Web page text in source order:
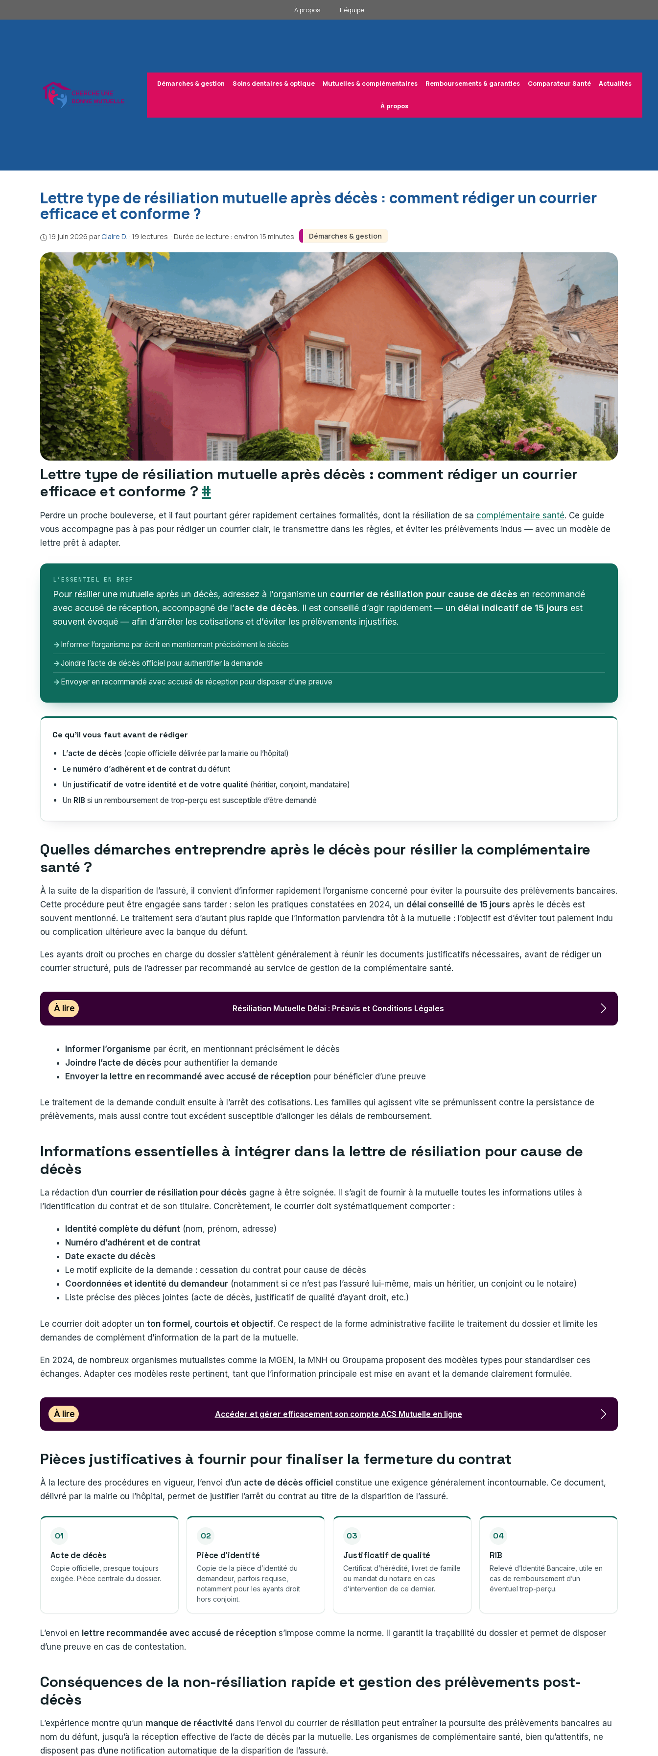
au
À propos L’équipe
Démarches & gestion Soins dentaires & optique Mutuelles & complémentaires Remboursements & garanties Comparateur Santé Actualités
À propos
Démarches & gestion
Lettre type de résiliation mutuelle après décès : comment rédiger un courrier
efficace et conforme ?
19 juin 2026 par Claire D. · 19 lectures · Durée de lecture : environ 15 minutes
Lettre type de résiliation mutuelle après décès : comment rédiger un courrier
efficace et conforme ? #
Perdre un proche bouleverse, et il faut pourtant gérer rapidement certaines formalités, dont la résiliation de sa complémentaire santé. Ce guide
vous accompagne pas à pas pour rédiger un courrier clair, le transmettre dans les règles, et éviter les prélèvements indus — avec un modèle de
lettre prêt à adapter.
L’ESSENTIEL EN BREF
Pour résilier une mutuelle après un décès, adressez à l’organisme un courrier de résiliation pour cause de décès en recommandé
avec accusé de réception, accompagné de l’acte de décès. Il est conseillé d’agir rapidement — un délai indicatif de 15 jours est
souvent évoqué — afin d’arrêter les cotisations et d’éviter les prélèvements injustifiés.
→ Informer l’organisme par écrit en mentionnant précisément le décès
→Joindre l’acte de décès officiel pour authentifier la demande
→ Envoyer en recommandé avec accusé de réception pour disposer d’une preuve
Ce qu’il vous faut avant de rédiger
L’acte de décès (copie officielle délivrée par la mairie ou l’hôpital)
Le numéro d’adhérent et de contrat du défunt
Un justificatif de votre identité et de votre qualité (héritier, conjoint, mandataire)
Un RIB si un remboursement de trop-perçu est susceptible d’être demandé
Quelles démarches entreprendre après le décès pour résilier la complémentaire
santé ?
À la suite de la disparition de l’assuré, il convient d’informer rapidement l’organisme concerné pour éviter la poursuite des prélèvements bancaires.
Cette procédure peut être engagée sans tarder : selon les pratiques constatées en 2024, un délai conseillé de 15 jours après le décès est
souvent mentionné. Le traitement sera d’autant plus rapide que l’information parviendra tôt à la mutuelle : l’objectif est d’éviter tout paiement indu
ou complication ultérieure avec la banque du défunt.
Les ayants droit ou proches en charge du dossier s’attèlent généralement à réunir les documents justificatifs nécessaires, avant de rédiger un
courrier structuré, puis de l’adresser par recommandé au service de gestion de la complémentaire santé.
À lire Résiliation Mutuelle Délai : Préavis et Conditions Légales
Informer l’organisme par écrit, en mentionnant précisément le décès
Joindre l’acte de décès pour authentifier la demande
Envoyer la lettre en recommandé avec accusé de réception pour bénéficier d’une preuve
Le traitement de la demande conduit ensuite à l’arrêt des cotisations. Les familles qui agissent vite se prémunissent contre la persistance de
prélèvements, mais aussi contre tout excédent susceptible d’allonger les délais de remboursement.
Informations essentielles à intégrer dans la lettre de résiliation pour cause de
décès
La rédaction d’un courrier de résiliation pour décès gagne à être soignée. Il s’agit de fournir à la mutuelle toutes les informations utiles à
l’identification du contrat et de son titulaire. Concrètement, le courrier doit systématiquement comporter :
Identité complète du défunt (nom, prénom, adresse)
Numéro d’adhérent et de contrat
Date exacte du décès
Le motif explicite de la demande : cessation du contrat pour cause de décès
Coordonnées et identité du demandeur (notamment si ce n’est pas l’assuré lui-même, mais un héritier, un conjoint ou le notaire)
Liste précise des pièces jointes (acte de décès, justificatif de qualité d’ayant droit, etc.)
Le courrier doit adopter un ton formel, courtois et objectif. Ce respect de la forme administrative facilite le traitement du dossier et limite les
demandes de complément d’information de la part de la mutuelle.
En 2024, de nombreux organismes mutualistes comme la MGEN, la MNH ou Groupama proposent des modèles types pour standardiser ces
échanges. Adapter ces modèles reste pertinent, tant que l’information principale est mise en avant et la demande clairement formulée.
À lire Accéder et gérer efficacement son compte ACS Mutuelle en ligne
Pièces justificatives à fournir pour finaliser la fermeture du contrat
À la lecture des procédures en vigueur, l’envoi d’un acte de décès officiel constitue une exigence généralement incontournable. Ce document,
délivré par la mairie ou l’hôpital, permet de justifier l’arrêt du contrat au titre de la disparition de l’assuré.
01
Acte de décès
Copie officielle, presque toujours
exigée. Pièce centrale du dossier.
02
Pièce d’identité
Copie de la pièce d’identité du
demandeur, parfois requise,
notamment pour les ayants droit
hors conjoint.
03
Justificatif de qualité
Certificat d’hérédité, livret de famille
ou mandat du notaire en cas
d’intervention de ce dernier.
04
RIB
Relevé d’Identité Bancaire, utile en
cas de remboursement d’un
éventuel trop-perçu.
L’envoi en lettre recommandée avec accusé de réception s’impose comme la norme. Il garantit la traçabilité du dossier et permet de disposer
d’une preuve en cas de contestation.
Conséquences de la non-résiliation rapide et gestion des prélèvements post-
décès
L’expérience montre qu’un manque de réactivité dans l’envoi du courrier de résiliation peut entraîner la poursuite des prélèvements bancaires au
nom du défunt, jusqu’à la réception effective de l’acte de décès par la mutuelle. Les organismes de complémentaire santé, bien qu’attentifs, ne
disposent pas d’une notification automatique de la disparition de l’assuré.